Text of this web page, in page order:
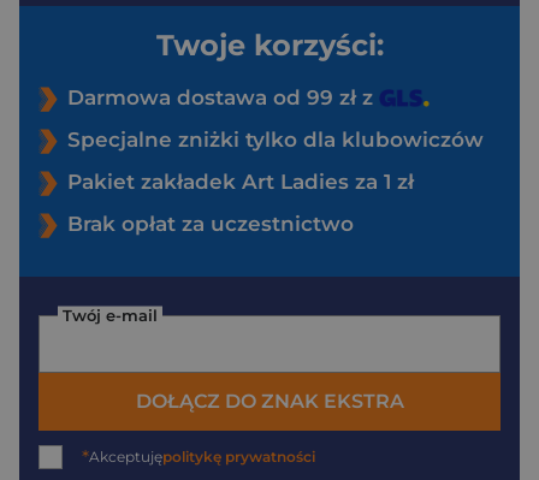
Twoje korzyści:
Darmowa dostawa od 99 zł z
Specjalne zniżki tylko dla klubowiczów
Pakiet zakładek Art Ladies za 1 zł
Brak opłat za uczestnictwo
Twój e-mail
DOŁĄCZ DO ZNAK EKSTRA
*Akceptujępolitykę prywatności